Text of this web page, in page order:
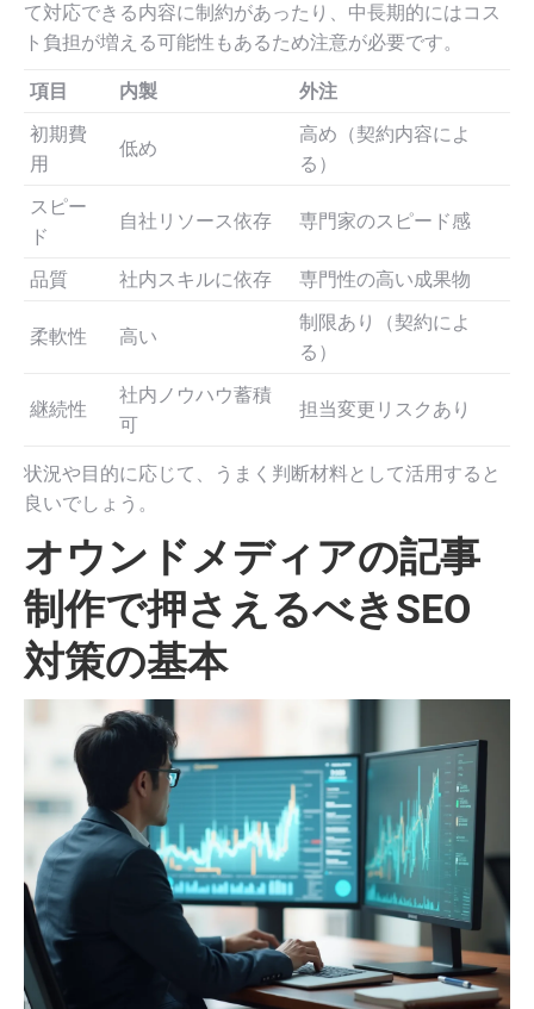
て対応できる内容に制約があったり、中長期的にはコス
ト負担が増える可能性もあるため注意が必要です。
項目 内製
外注
初期費
用
低め
高め（契約内容によ
る）
スピー
ド
自社リソース依存 専門家のスピード感
品質 社内スキルに依存 専門性の高い成果物
柔軟性 高い
制限あり（契約によ
る）
継続性
社内ノウハウ蓄積
可
担当変更リスクあり
状況や目的に応じて、うまく判断材料として活用すると
良いでしょう。
オウンドメディアの記事
制作で押さえるべきSEO
対策の基本